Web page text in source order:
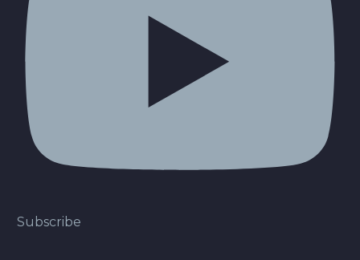
Subscribe